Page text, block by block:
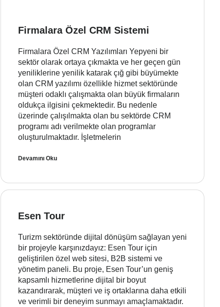
Firmalara Özel CRM Sistemi
Firmalara Özel CRM Yazılımları Yepyeni bir
sektör olarak ortaya çıkmakta ve her geçen gün
yeniliklerine yenilik katarak çığ gibi büyümekte
olan CRM yazılımı özellikle hizmet sektöründe
müşteri odaklı çalışmakta olan büyük firmaların
oldukça ilgisini çekmektedir. Bu nedenle
üzerinde çalışılmakta olan bu sektörde CRM
programı adı verilmekte olan programlar
oluşturulmaktadır. İşletmelerin
Devamını Oku
Esen Tour
Turizm sektöründe dijital dönüşüm sağlayan yeni
bir projeyle karşınızdayız: Esen Tour için
geliştirilen özel web sitesi, B2B sistemi ve
yönetim paneli. Bu proje, Esen Tour’un geniş
kapsamlı hizmetlerine dijital bir boyut
kazandırarak, müşteri ve iş ortaklarına daha etkili
ve verimli bir deneyim sunmayı amaçlamaktadır.